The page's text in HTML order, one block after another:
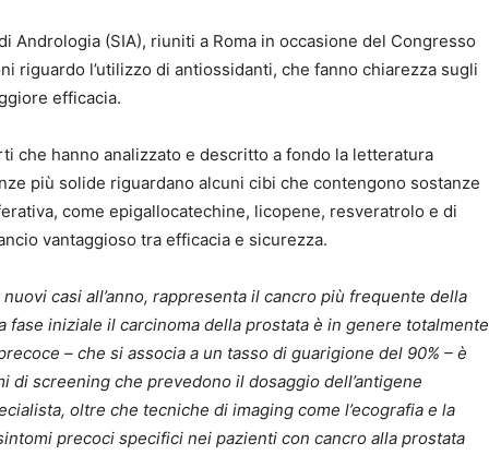
Andrologia (SIA), riuniti a Roma in occasione del Congresso
riguardo l’utilizzo di antiossidanti, che fanno chiarezza sugli
efficacia.
che hanno analizzato e descritto a fondo la letteratura
più solide riguardano alcuni cibi che contengono sostanze
come epigallocatechine, licopene, resveratrolo e di
vantaggioso tra efficacia e sicurezza.
casi all’anno, rappresenta il cancro più frequente della
fase iniziale il carcinoma della prostata è in genere totalmente
– che si associa a un tasso di guarigione del 90% – è
di screening che prevedono il dosaggio dell’antigene
oltre che tecniche di imaging come l’ecografia e la
precoci specifici nei pazienti con cancro alla prostata